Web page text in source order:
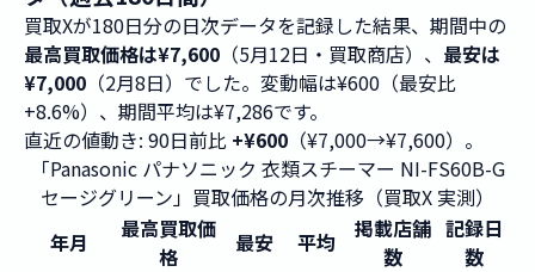
買取Xが180日分の日次データを記録した結果、期間中の
最高買取価格は¥7,600 （5月12日・買取商店）、 最安は
¥7,000 （2月8日）でした。変動幅は¥600（最安比
+8.6%）、期間平均は¥7,286です。
直近の値動き: 90日前比 +¥600 （¥7,000→¥7,600）。
「Panasonic パナソニック 衣類スチーマー NI-FS60B-G
セージグリーン」買取価格の月次推移（買取X 実測）
年月
最高買取価
格
最安 平均
掲載店舗
数
記録日
数